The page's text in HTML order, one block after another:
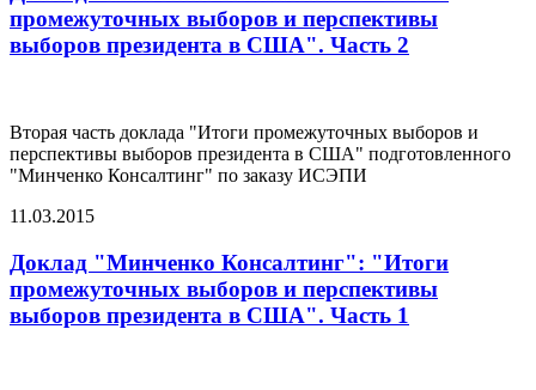
промежуточных выборов и перспективы
выборов президента в США". Часть 2
Вторая часть доклада "Итоги промежуточных выборов и
перспективы выборов президента в США" подготовленного
"Минченко Консалтинг" по заказу ИСЭПИ
11.03.2015
Доклад "Минченко Консалтинг": "Итоги
промежуточных выборов и перспективы
выборов президента в США". Часть 1